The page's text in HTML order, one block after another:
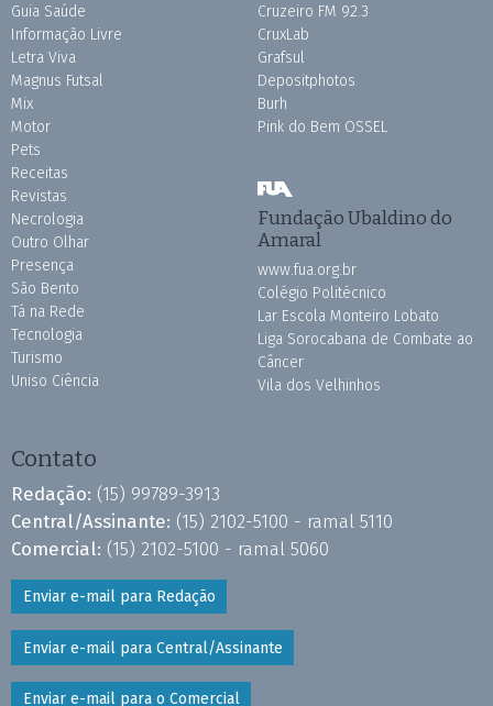
Guia Saúde
Informação Livre
Letra Viva
Magnus Futsal
Mix
Motor
Pets
Receitas
Revistas
Necrologia
Outro Olhar
Presença
São Bento
Tá na Rede
Tecnologia
Turismo
Uniso Ciência
Cruzeiro FM 92.3
CruxLab
Grafsul
Depositphotos
Burh
Pink do Bem OSSEL
Fundação Ubaldino do
Amaral
www.fua.org.br
Colégio Politécnico
Lar Escola Monteiro Lobato
Liga Sorocabana de Combate ao
Câncer
Vila dos Velhinhos
Contato
Redação: (15) 99789-3913
Central/Assinante: (15) 2102-5100 - ramal 5110
Comercial: (15) 2102-5100 - ramal 5060
Enviar e-mail para Redação
Enviar e-mail para Central/Assinante
Enviar e-mail para o Comercial